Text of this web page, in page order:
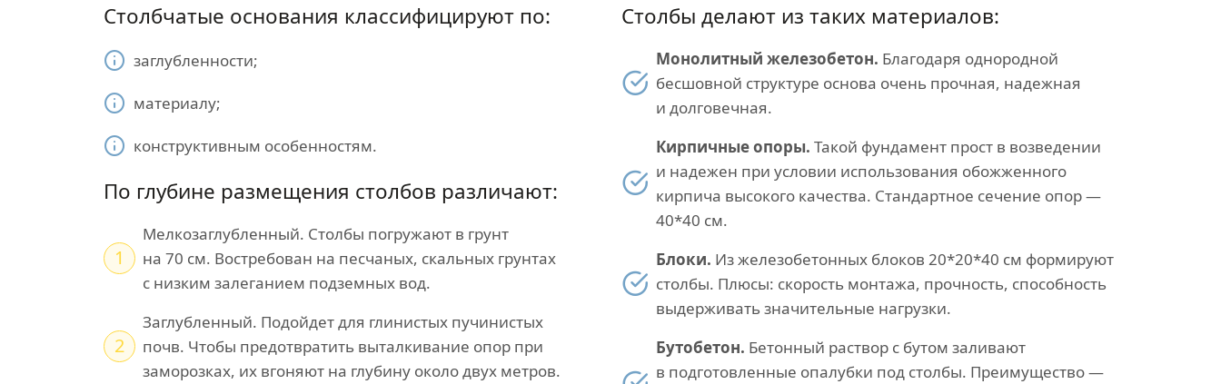
Столбчатые основания классифицируют по:
заглубленности;
материалу;
конструктивным особенностям.
По глубине размещения столбов различают:
1
Мелкозаглубленный. Столбы погружают в грунт
на 70 см. Востребован на песчаных, скальных грунтах
с низким залеганием подземных вод.
2
Заглубленный. Подойдет для глинистых пучинистых
почв. Чтобы предотвратить выталкивание опор при
заморозках, их вгоняют на глубину около двух метров.
Столбы делают из таких материалов:
Монолитный железобетон. Благодаря однородной
бесшовной структуре основа очень прочная, надежная
и долговечная.
Кирпичные опоры. Такой фундамент прост в возведении
и надежен при условии использования обожженного
кирпича высокого качества. Стандартное сечение опор —
40*40 см.
Блоки. Из железобетонных блоков 20*20*40 см формируют
столбы. Плюсы: скорость монтажа, прочность, способность
выдерживать значительные нагрузки.
Бутобетон. Бетонный раствор с бутом заливают
в подготовленные опалубки под столбы. Преимущество —